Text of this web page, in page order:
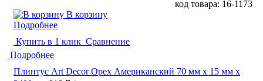
код товара: 16-1173
В корзину
Подробнее
Купить в 1 клик Сравнение
Подробнее
Плинтус Art Decor Орех Американский 70 мм х 15 мм х